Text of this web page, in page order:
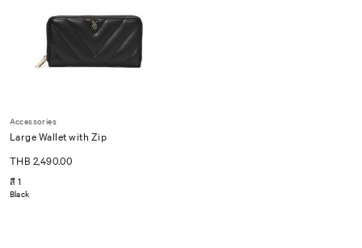
Accessories
Large Wallet with Zip
THB 2,490.00
สี 1
Black